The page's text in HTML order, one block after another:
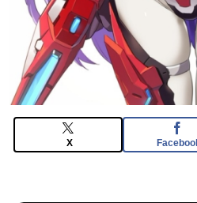
X